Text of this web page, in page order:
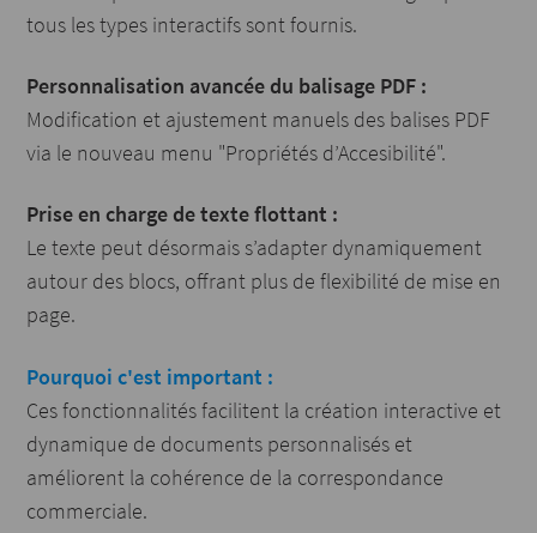
tous les types interactifs sont fournis.
Personnalisation avancée du balisage PDF :
Modification et ajustement manuels des balises PDF
via le nouveau menu "Propriétés d’Accesibilité".
Prise en charge de texte flottant :
Le texte peut désormais s’adapter dynamiquement
autour des blocs, offrant plus de flexibilité de mise en
page.
Pourquoi c'est important :
Ces fonctionnalités facilitent la création interactive et
dynamique de documents personnalisés et
améliorent la cohérence de la correspondance
commerciale.